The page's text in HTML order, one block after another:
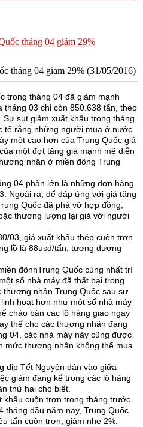
tháng 04 giảm 29%
tháng 04 giảm 29% (31/05/2016)
trong tháng 04 đã giảm mạnh
03 chỉ còn 850.638 tấn, theo
sụt giảm xuất khẩu trong tháng
tế rằng những người mua ở nước
một cao hơn của Trung Quốc giá
một đợt tăng giá mạnh mẽ diễn
nhân ở miền đông Trung
04 phần lớn là những đơn hàng
Ngoài ra, để đáp ứng với giá tăng
Quốc đã phá vỡ hợp đồng,
thương lượng lại giá với người
03, giá xuất khẩu thép cuộn trơn
lồ là 88usd/tấn, tương đương
đônhTrung Quốc củng nhất trí
số nhà máy đã thất bại trong
nhân Trung Quốc sau sự
hoạt hơn như một số nhà máy
chào bán các lô hàng giao ngay
thế cho các thương nhân đang
04, các nhà máy này cũng được
mức thương nhân không thể mua
dịp Tết Nguyên đán vào giữa
giảm đáng kể trong các lô hàng
thứ hai cho biết.
khẩu cuộn trơn trong tháng trước
tháng đầu năm nay, Trung Quốc
tấn cuộn trơn, giảm nhẹ 2%.